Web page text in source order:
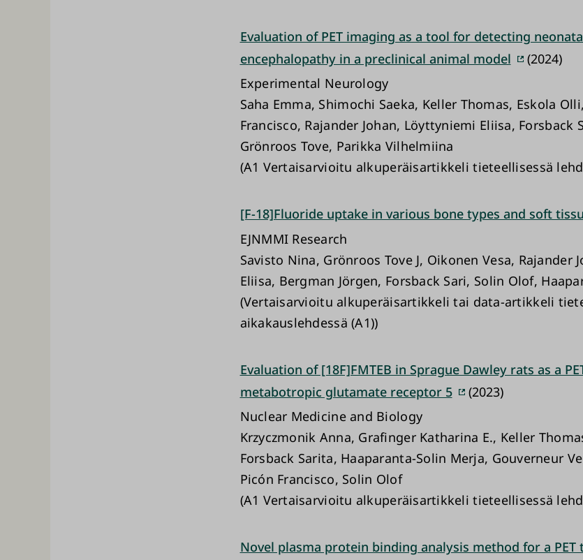
Evaluation of PET imaging as a tool for detecting
encephalopathy in a preclinical animal model
(2024)
Experimental Neurology
Saha Emma, Shimochi Saeka, Keller Thomas, Eskola
Francisco, Rajander Johan, Löyttyniemi Eliisa, Forsback
Grönroos Tove, Parikka Vilhelmiina
(A1 Vertaisarvioitu alkuperäisartikkeli tieteellisessä
[F-18]Fluoride uptake in various bone types and soft
EJNMMI Research
Savisto Nina, Grönroos Tove J, Oikonen Vesa, Rajander
Eliisa, Bergman Jörgen, Forsback Sari, Solin Olof,
(Vertaisarvioitu alkuperäisartikkeli tai data-artikkeli
aikakauslehdessä (A1))
Evaluation of [18F]FMTEB in Sprague Dawley rats as a
metabotropic glutamate receptor 5
(2023)
Nuclear Medicine and Biology
Krzyczmonik Anna, Grafinger Katharina E., Keller
Forsback Sarita, Haaparanta-Solin Merja, Gouverneur
Picón Francisco, Solin Olof
(A1 Vertaisarvioitu alkuperäisartikkeli tieteellisessä
Novel plasma protein binding analysis method for a PET